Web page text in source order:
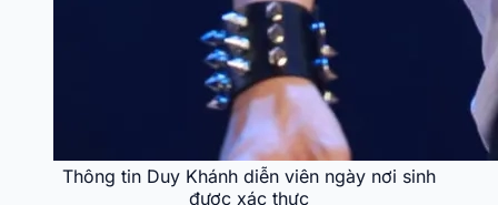
Thông tin Duy Khánh diễn viên ngày nơi sinh
được xác thực